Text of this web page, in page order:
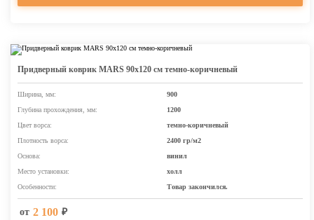
Придверный коврик MARS 90х120 см темно-коричневый
Ширина, мм:
900
Глубина прохождения, мм:
1200
Цвет ворса:
темно-коричневый
Плотность ворса:
2400 гр/м2
Основа:
винил
Место установки:
холл
Особенности:
Товар закончился.
от 2 100 ₽